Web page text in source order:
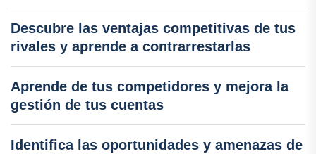
Descubre las ventajas competitivas de tus
rivales y aprende a contrarrestarlas
Aprende de tus competidores y mejora la
gestión de tus cuentas
Identifica las oportunidades y amenazas de